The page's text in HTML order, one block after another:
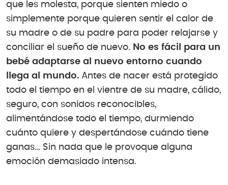
que les molesta, porque sienten miedo o
simplemente porque quieren sentir el calor de
su madre o de su padre para poder relajarse y
conciliar el sueño de nuevo. No es fácil para un
bebé adaptarse al nuevo entorno cuando
llega al mundo. Antes de nacer está protegido
todo el tiempo en el vientre de su madre, cálido,
seguro, con sonidos reconocibles,
alimentándose todo el tiempo, durmiendo
cuánto quiere y despertándose cuándo tiene
ganas… Sin nada que le provoque alguna
emoción demasiado intensa.